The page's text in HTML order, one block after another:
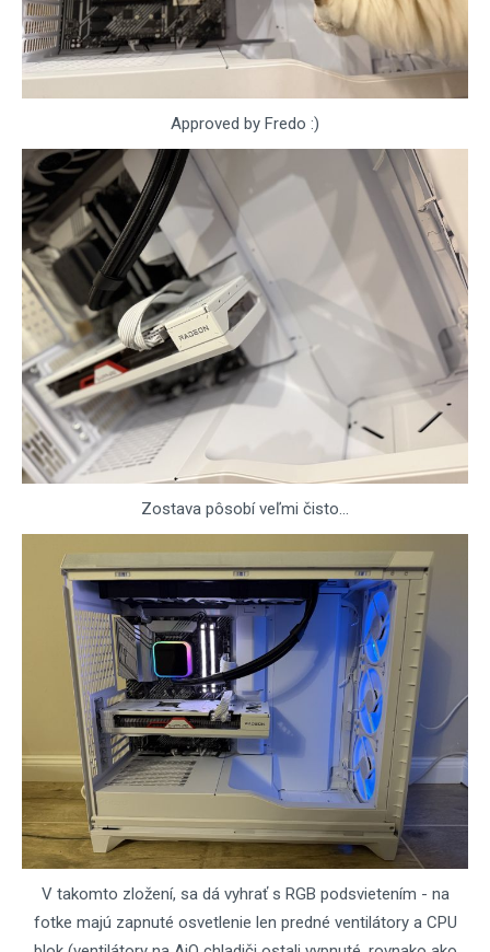
Approved by Fredo :)
Zostava pôsobí veľmi čisto...
V takomto zložení, sa dá vyhrať s RGB podsvietením - na
fotke majú zapnuté osvetlenie len predné ventilátory a CPU